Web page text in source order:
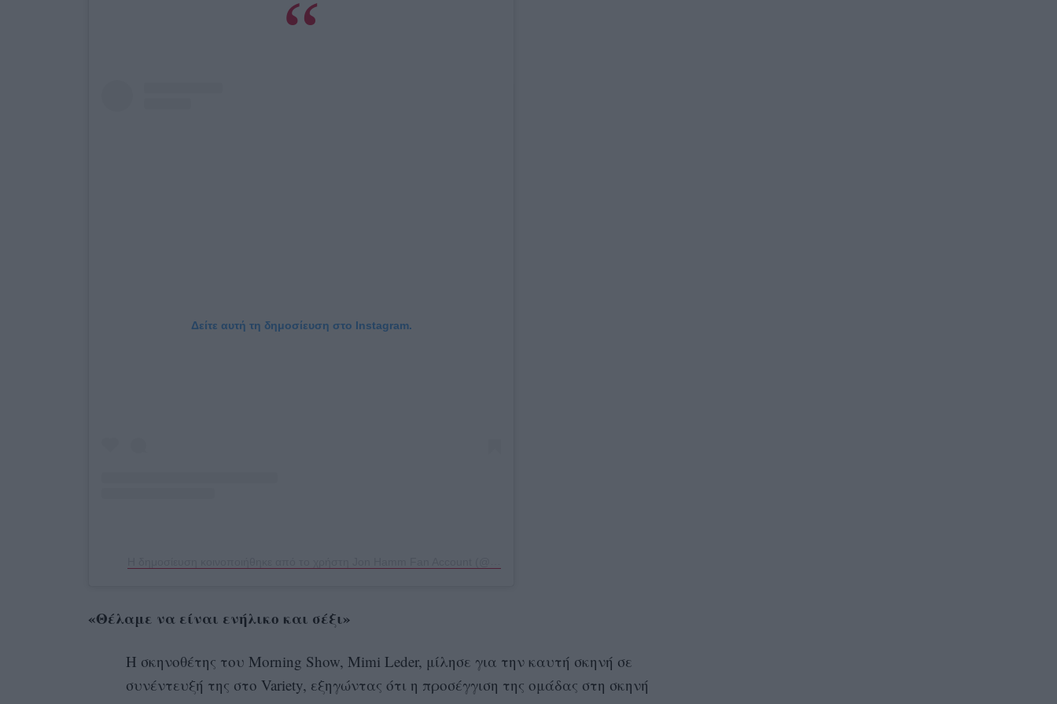
Δείτε αυτή τη δημοσίευση στο Instagram.
«Θέλαμε να είναι ενήλικο και σέξι»
Η σκηνοθέτης του Morning Show, Mimi Leder, μίλησε για την καυτή σκηνή σε
συνέντευξή της στο Variety, εξηγώντας ότι η προσέγγιση της ομάδας στη σκηνή